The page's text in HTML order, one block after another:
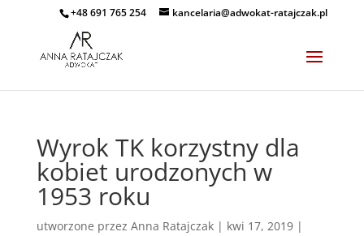
+48 691 765 254 kancelaria@adwokat-ratajczak.pl
Wyrok TK korzystny dla
kobiet urodzonych w
1953 roku
utworzone przez Anna Ratajczak| kwi 17, 2019|